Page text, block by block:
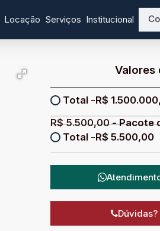
Institucional
Serviços
Locação
Valores
R$
R$ 5.500,00
R$ 5.500,00